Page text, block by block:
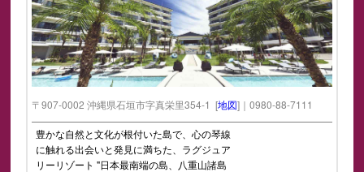
〒907-0002 沖縄県石垣市字真栄里354-1 [地図]｜0980-88-7111
豊かな自然と文化が根付いた島で、心の琴線
に触れる出会いと発見に満ちた、ラグジュア
リーリゾート "日本最南端の島、八重山諸島